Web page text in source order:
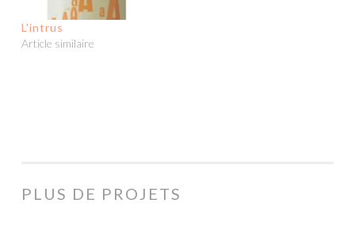
L'intrus
Article similaire
PLUS DE PROJETS